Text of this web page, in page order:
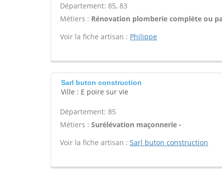
Département: 85, 83
Métiers : Rénovation plomberie complète ou
Voir la fiche artisan : Philippe
Sarl buton construction
Ville : E poire sur vie
Département: 85
Métiers : Surélévation maçonnerie -
Voir la fiche artisan : Sarl buton construction